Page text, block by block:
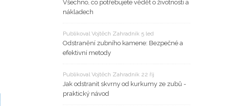
Všechno, co potřebujete vědět o životnosti a
nákladech
Publikoval Vojtěch Zahradník 5 led
Odstranění zubního kamene: Bezpečné a
efektivní metody
Publikoval Vojtěch Zahradník 22 říj
Jak odstranit skvrny od kurkumy ze zubů -
praktický návod